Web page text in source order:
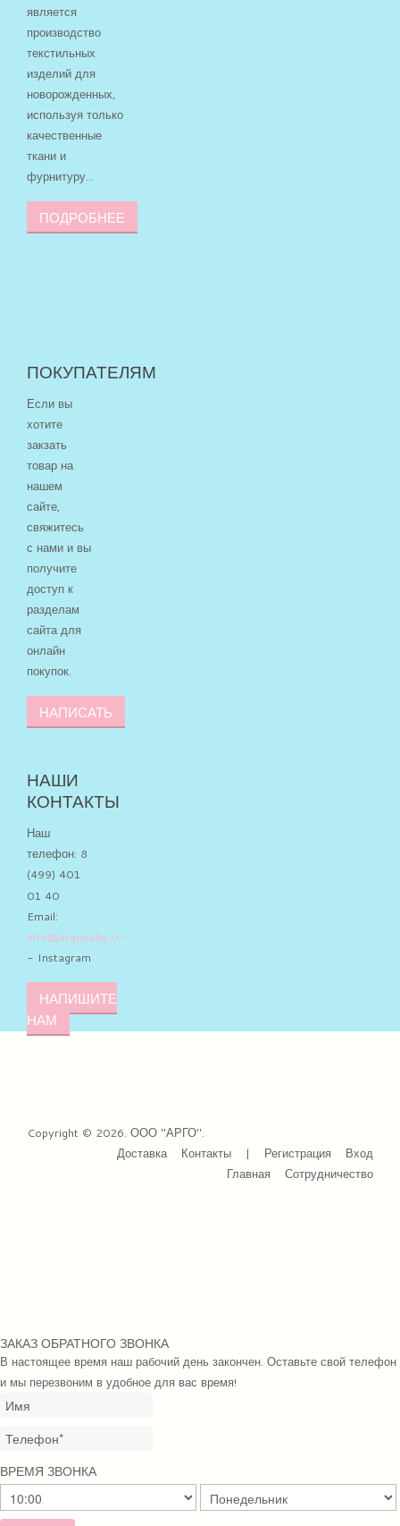
является
производство
текстильных
изделий для
новорожденных,
используя только
качественные
ткани и
фурнитуру...
ПОДРОБНЕЕ
ПОКУПАТЕЛЯМ
Если вы
хотите
закзать
товар на
нашем
сайте,
свяжитесь
с нами и вы
получите
доступ к
разделам
сайта для
онлайн
покупок.
НАПИСАТЬ
НАШИ
КОНТАКТЫ
Наш
телефон: 8
(499) 401
01 40
Email:
info@argobaby.ru
- Instagram
НАПИШИТЕ
НАМ
Copyright © 2026. ООО "АРГО".
Вход
Регистрация
|
Контакты
Доставка
Сотрудничество
Главная
ЗАКАЗ ОБРАТНОГО ЗВОНКА
В настоящее время наш рабочий день закончен. Оставьте свой телефон
и мы перезвоним в удобное для вас время!
ВРЕМЯ ЗВОНКА